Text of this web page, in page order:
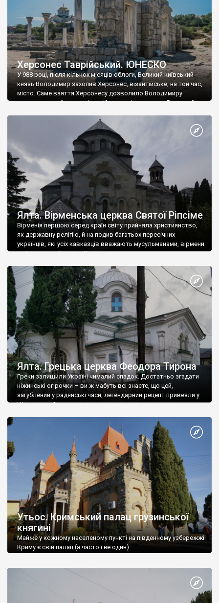
Херсонес Таврійський. ЮНЕСКО
У 988 році, після кількох місяців облоги, Великий київський
князь Володимир захопив Херсонес, візантійське, на той час,
місто. Саме взяття Херсонесу дозволило Володимиру
диктувати свої умови візантійському імператору Василю ІІ, та
Херсонесі Володимир-язичник, став Василем-християнином.
А потім було Хрещення Русі. На честь Херсонесу Таврійського
Ялта. Вірменська церква Святої Ріпсіме
Вірменія першою серед країн світу прийняла християнство,
як державну релігію, й на подив багатьох пересічних
українців, які усіх кавказців вважають мусульманами, вірмени
є відданими вірянами Христа
Ялта. Грецька церква Феодора Тирона
Греки залишили Україні чималий спадок. Достатньо згадати
ніжинські огірочки – ви ж мабуть всі знаєте, що цей,
загублений у радянські часи, легендарний рецепт привезли у
Ніжин греки?
Утьос. Кримський палац грузинської
княгині
Майже у кожному населеному пункті на південному узбережжі
Криму є свій палац (а часто і не один).